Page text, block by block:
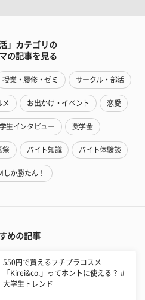
」カテゴリの
の記事を見る
授業・履修・ゼミ サークル・部活
メ お出かけ・イベント 恋愛
生インタビュー 奨学金
祭 バイト知識 バイト体験談
しか勝たん！
めの記事
550円で買えるプチプラコスメ
「Kirei&co.」ってホントに使える？ #
大学生トレンド